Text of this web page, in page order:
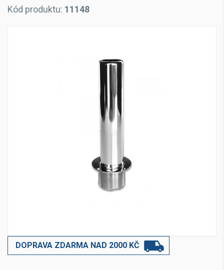
Kód produktu: 11148
DOPRAVA ZDARMA NAD 2000 KČ